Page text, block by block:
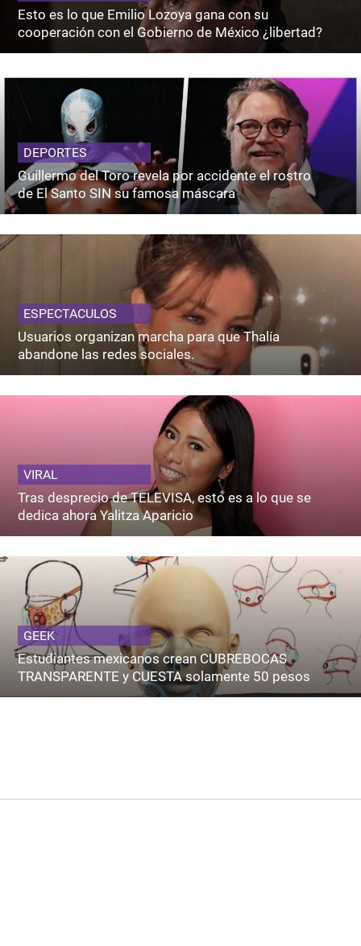
Esto es lo que Emilio Lozoya gana con su
cooperación con el Gobierno de México ¿libertad?
DEPORTES
Guillermo del Toro revela por accidente el rostro
de El Santo SIN su famosa máscara
ESPECTACULOS
Usuarios organizan marcha para que Thalía
abandone las redes sociales.
VIRAL
Tras desprecio de TELEVISA, esto es a lo que se
dedica ahora Yalitza Aparicio
GEEK
Estudiantes mexicanos crean CUBREBOCAS
TRANSPARENTE y CUESTA solamente 50 pesos